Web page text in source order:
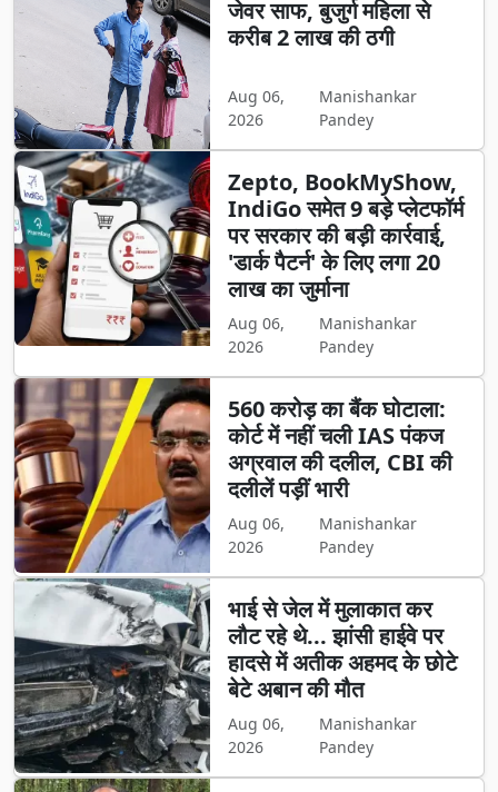
जेवर साफ, बुजुर्ग महिला से
करीब 2 लाख की ठगी
Aug 06,
2026
Manishankar
Pandey
Zepto, BookMyShow,
IndiGo समेत 9 बड़े प्लेटफॉर्म
पर सरकार की बड़ी कार्रवाई,
'डार्क पैटर्न' के लिए लगा 20
लाख का जुर्माना
Aug 06,
2026
Manishankar
Pandey
560 करोड़ का बैंक घोटाला:
कोर्ट में नहीं चली IAS पंकज
अग्रवाल की दलील, CBI की
दलीलें पड़ीं भारी
Aug 06,
2026
Manishankar
Pandey
भाई से जेल में मुलाकात कर
लौट रहे थे... झांसी हाईवे पर
हादसे में अतीक अहमद के छोटे
बेटे अबान की मौत
Aug 06,
2026
Manishankar
Pandey